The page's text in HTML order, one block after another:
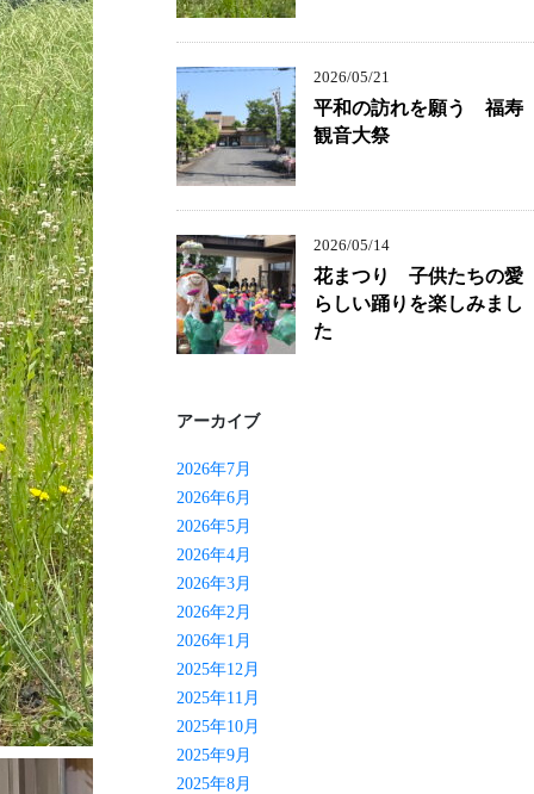
2026/05/21
平和の訪れを願う 福寿
観音大祭
2026/05/14
花まつり 子供たちの愛
らしい踊りを楽しみまし
た
アーカイブ
2026年7月
2026年6月
2026年5月
2026年4月
2026年3月
2026年2月
2026年1月
2025年12月
2025年11月
2025年10月
2025年9月
2025年8月